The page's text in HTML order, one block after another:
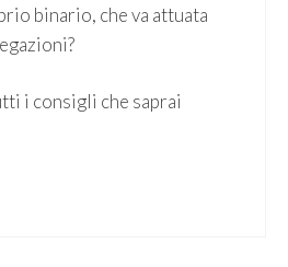
binario, che va attuata
i consigli che saprai